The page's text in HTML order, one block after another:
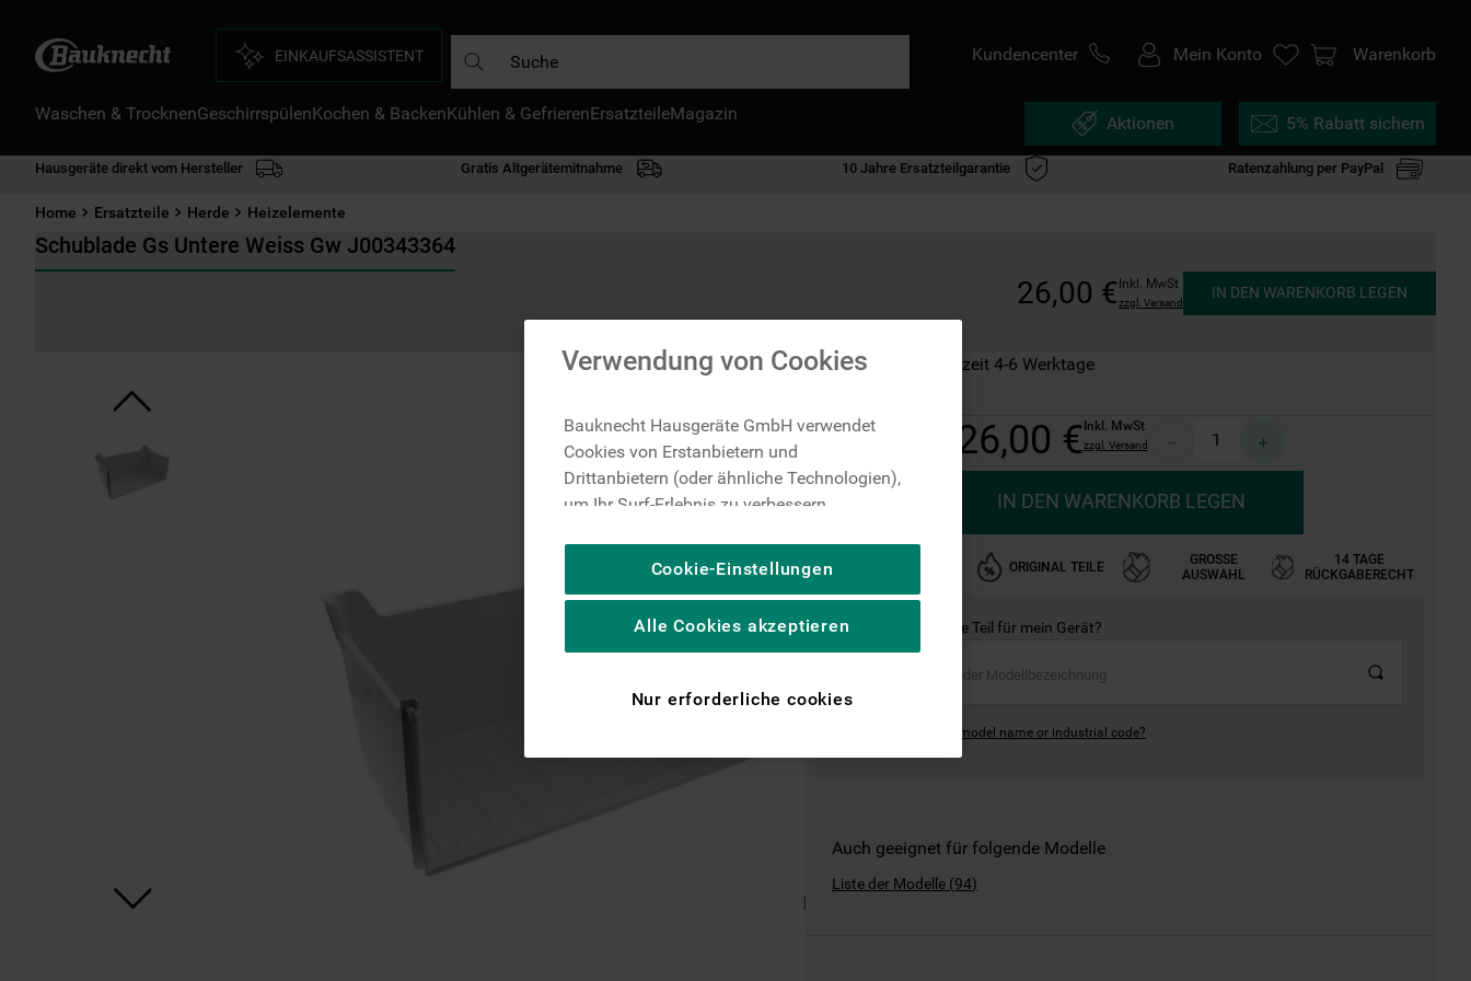
EINKAUFSASSISTENT Kundencenter Mein Konto Warenkorb
Waschen & TrocknenGeschirrspülenKochen & BackenKühlen & GefrierenErsatzteileMagazin Aktionen 5% Rabatt sichern
Hausgeräte direkt vom Hersteller Gratis Altgerätemitnahme 10 Jahre Ersatzteilgarantie Ratenzahlung per PayPal
Home Ersatzteile Herde Heizelemente
Schublade Gs Untere Weiss Gw J00343364
26,00 € Inkl. MwSt
zzgl. Versand
IN DEN WARENKORB LEGEN
Auf Lager: Lieferzeit 4-6 Werktage
26,00 €Inkl. MwSt
zzgl. Versand ＋
IN DEN WARENKORB LEGEN
ORIGINAL TEILE
GROSSE A
USWAHL
14 TAGE
RÜCKGABERECHT
Ist dies das richtige Teil für mein Gerät?
Where can I find the model name or industrial code?
Auch geeignet für folgende Modelle
Liste der Modelle (94)
Verwendung von Cookies
Bauknecht Hausgeräte GmbH verwendet
Cookies von Erstanbietern und
Drittanbietern (oder ähnliche Technologien),
um Ihr Surf-Erlebnis zu verbessern
um die redaktionellen Inhalte der Website
basierend auf Ihrer Nutzung der Website zu
personalisieren, die Funktionalität der
spezifische Funktionen anzubieten
(einschließlich über Drittanbieter und auf
Plattformen, beispielsweise Google LLC –
Cookie-Einstellungen
Nur erforderliche cookies
Alle Cookies akzeptieren
DIE HÄUFIGSTEN SUCHANFRAGEN
gefrierschrank